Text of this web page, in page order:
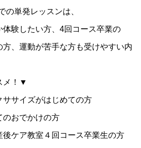
の単発レッスンは、
体験したい方、4回コース卒業の
、運動が苦手な方も受けやすい内
メ！▼
サイズがはじめての方
おでかけの方
ケア教室４回コース卒業生の方